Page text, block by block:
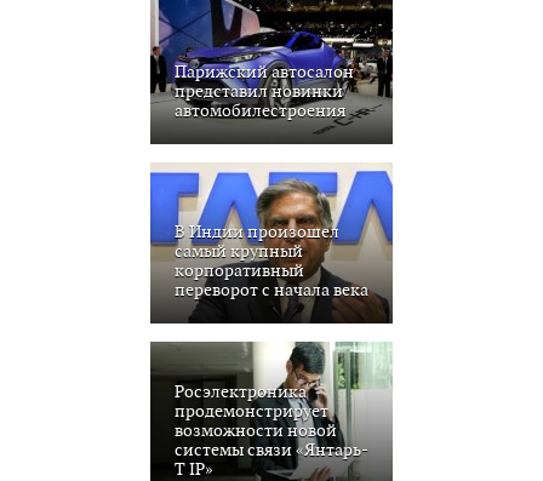
Парижский автосалон
представил новинки
автомобилестроения
В Индии произошел
самый крупный
корпоративный
переворот с начала века
Росэлектроника
продемонстрирует
возможности новой
системы связи «Янтарь-
Т IP»